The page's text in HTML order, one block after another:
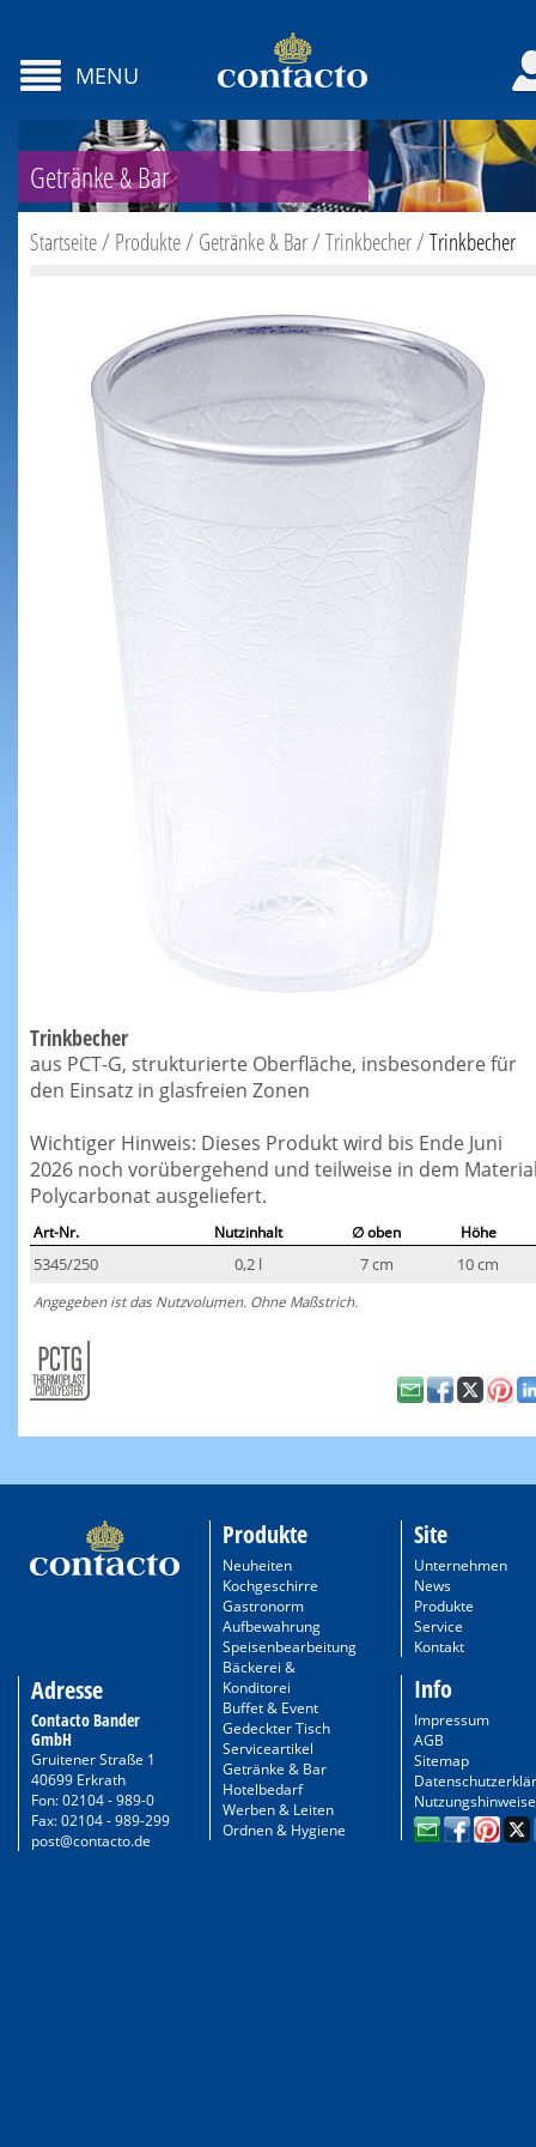
MENU
Getränke & Bar
Startseite/ Produkte/ Getränke & Bar/Trinkbecher/Trinkbecher
Trinkbecher
aus PCT-G, strukturierte Oberfläche, insbesondere für
den Einsatz in glasfreien Zonen
Wichtiger Hinweis: Dieses Produkt wird bis Ende Juni
2026 noch vorübergehend und teilweise in dem
Polycarbonat ausgeliefert.
Art-Nr. Nutzinhalt ∅ oben Höhe
5345/250 0,2 l 7 cm 10 cm
Angegeben ist das Nutzvolumen. Ohne Maßstrich.
Adresse
Contacto Bander
GmbH
Gruitener Straße 1
40699 Erkrath
Fon: 02104 - 989-0
Fax: 02104 - 989-299
post@contacto.de
Produkte
Neuheiten
Kochgeschirre
Gastronorm
Aufbewahrung
Speisenbearbeitung
Bäckerei &
Konditorei
Buffet & Event
Gedeckter Tisch
Serviceartikel
Getränke & Bar
Hotelbedarf
Werben & Leiten
Ordnen & Hygiene
Site
Unternehmen
News
Produkte
Service
Kontakt
Info
Impressum
AGB
Sitemap
Nutzungshinweise